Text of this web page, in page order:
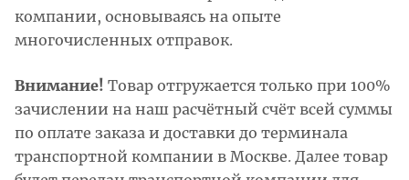
компании, основываясь на опыте
многочисленных отправок.
Внимание! Товар отгружается только при 100%
зачислении на наш расчётный счёт всей суммы
по оплате заказа и доставки до терминала
транспортной компании в Москве. Далее товар